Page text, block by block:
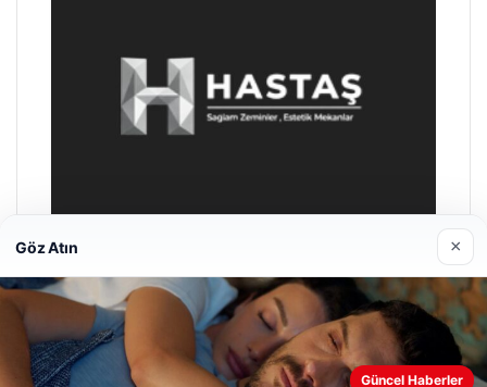
Prenses Night Club
Nisan 29, 2026
Web sitemizi nasıl kullandığınızı daha iyi anlayabilmek,
Göz Atın ×
Güncel Haberler